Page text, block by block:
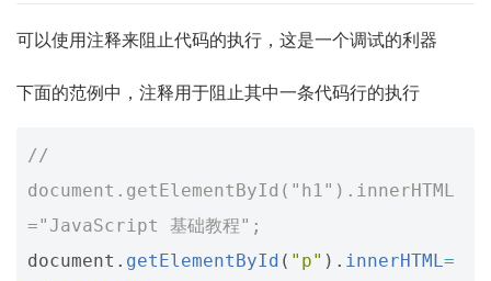
可以使用注释来阻止代码的执行，这是一个调试的利器
下面的范例中，注释用于阻止其中一条代码行的执行
//
document.getElementById("h1").innerHTML
="JavaScript 基础教程";
document . getElementById ( "p" ). innerHTML=